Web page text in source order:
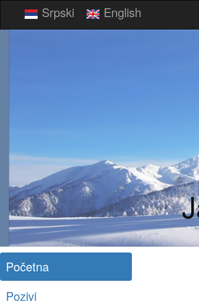
Srpski English
Početna
Pozivi